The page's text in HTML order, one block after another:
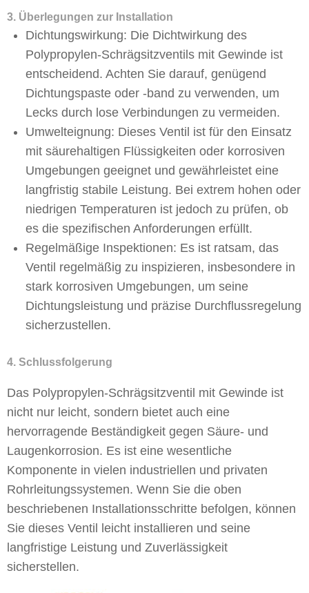
3. Überlegungen zur Installation
Dichtungswirkung: Die Dichtwirkung des
Polypropylen-Schrägsitzventils mit Gewinde ist
entscheidend. Achten Sie darauf, genügend
Dichtungspaste oder -band zu verwenden, um
Lecks durch lose Verbindungen zu vermeiden.
Umwelteignung: Dieses Ventil ist für den Einsatz
mit säurehaltigen Flüssigkeiten oder korrosiven
Umgebungen geeignet und gewährleistet eine
langfristig stabile Leistung. Bei extrem hohen oder
niedrigen Temperaturen ist jedoch zu prüfen, ob
es die spezifischen Anforderungen erfüllt.
Regelmäßige Inspektionen: Es ist ratsam, das
Ventil regelmäßig zu inspizieren, insbesondere in
stark korrosiven Umgebungen, um seine
Dichtungsleistung und präzise Durchflussregelung
sicherzustellen.
4. Schlussfolgerung
Das Polypropylen-Schrägsitzventil mit Gewinde ist
nicht nur leicht, sondern bietet auch eine
hervorragende Beständigkeit gegen Säure- und
Laugenkorrosion. Es ist eine wesentliche
Komponente in vielen industriellen und privaten
Rohrleitungssystemen. Wenn Sie die oben
beschriebenen Installationsschritte befolgen, können
Sie dieses Ventil leicht installieren und seine
langfristige Leistung und Zuverlässigkeit
sicherstellen.